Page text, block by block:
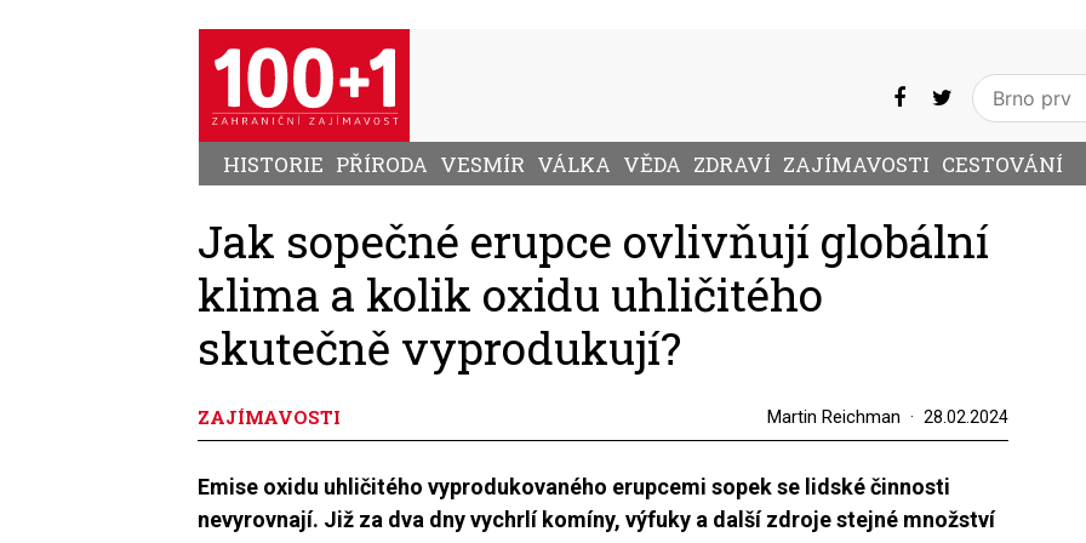
HISTORIE PŘÍRODA VESMÍR VÁLKA VĚDA ZDRAVÍ ZAJÍMAVOSTI CESTOVÁNÍ
Jak sopečné erupce ovlivňují globální
klima a kolik oxidu uhličitého
skutečně vyprodukují?
ZAJÍMAVOSTI Martin Reichman 28.02.2024
Emise oxidu uhličitého vyprodukovaného erupcemi sopek se lidské činnosti
nevyrovnají. Již za dva dny vychrlí komíny, výfuky a další zdroje stejné množství